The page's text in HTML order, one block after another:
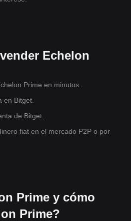
Echelon
Prime en minutos.
en Bitget.
de Bitget.
fiat en el mercado P2P o por
Prime y cómo
Prime?